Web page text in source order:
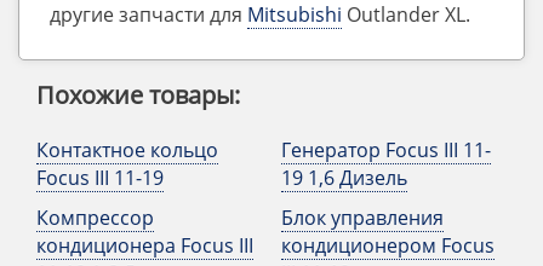
другие запчасти для Mitsubishi Outlander ‎XL.
Похожие товары:
Контактное кольцо
Focus III 11-19
Компрессор
кондиционера Focus III
Генератор Focus III 11-
19 1,6 Дизель
Блок управления
кондиционером Focus